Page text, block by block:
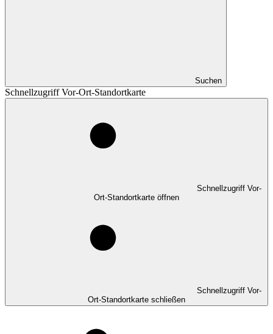
Suchen
Schnellzugriff Vor-Ort-Standortkarte
Schnellzugriff Vor-
Ort-Standortkarte öffnen
Schnellzugriff Vor-
Ort-Standortkarte schließen